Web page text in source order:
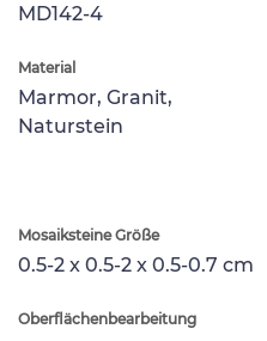
MD142-4
Material
Marmor, Granit,
Naturstein
Mosaiksteine Größe
0.5-2 x 0.5-2 x 0.5-0.7 cm
Oberflächenbearbeitung